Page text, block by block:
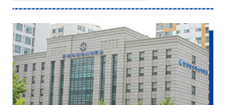
메뉴추가
대관안내